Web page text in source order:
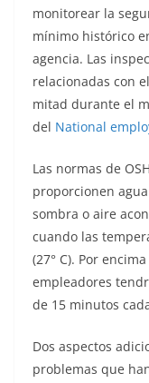
monitorear la
mínimo histórico
agencia. Las
relacionadas con
mitad durante el
del National
Las normas de
proporcionen
sombra o aire
cuando las
(27° C). Por
empleadores
de 15 minutos
Dos aspectos
problemas que